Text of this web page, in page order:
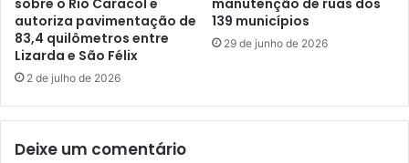
sobre o Rio Caracol e
autoriza pavimentação de
83,4 quilômetros entre
Lizarda e São Félix
2 de julho de 2026
manutenção de ruas dos
139 municípios
29 de junho de 2026
Deixe um comentário